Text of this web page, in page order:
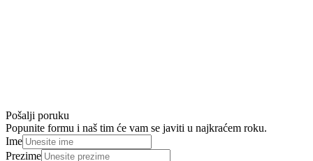
Pošalji poruku
Popunite formu i naš tim će vam se javiti u najkraćem roku.
Ime
Prezime